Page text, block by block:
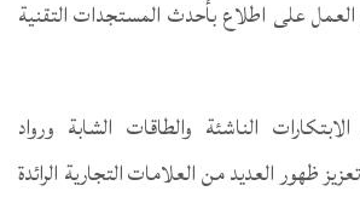
العمل على اطلاع بأحدث المستجدات التقنية
الناشئة والطاقات الشابة ورواد
ظهور العديد من العلامات التجارية الرائدة